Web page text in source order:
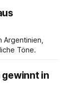
Argentinien,
Töne.
in